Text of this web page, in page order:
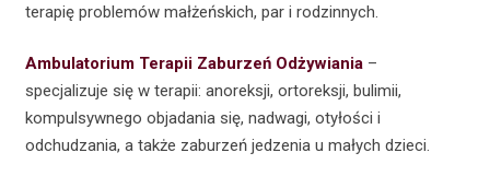
terapię problemów małżeńskich, par i rodzinnych.
Ambulatorium Terapii Zaburzeń Odżywiania–
specjalizuje się w terapii: anoreksji, ortoreksji, bulimii,
kompulsywnego objadania się, nadwagi, otyłości i
odchudzania, a także zaburzeń jedzenia u małych dzieci.